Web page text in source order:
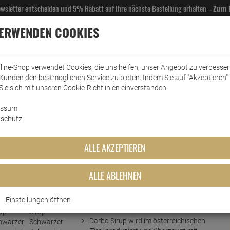
entscheiden und 5% Rabatt auf Ihre nächste Bestellung erhalten –Zum
& GASTROBEDARF DROGERIE KÜCHE & HAUSHALT KFZ
Darbo Sirup
500ml
Darbo Sirup wird im österreichischen
COOKIES
Shop verwendet Cookies, die uns helfen, unser Angebot zu
den bestmöglichen Service zu bieten. Indem Sie auf "Akzeptieren"
sich mit unseren Cookie-Richtlinien einverstanden.
ALLE AKZEPTIEREN
ALLE ABLEHNEN
Einstellungen öffnen